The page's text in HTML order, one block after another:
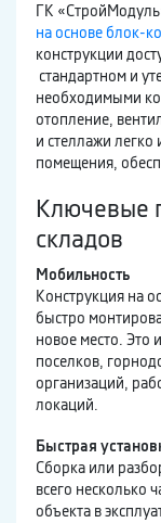
ГК
на основе блок-
конструкции
стандартном и
необходимыми
отопление,
и стеллажи
помещения,
Ключевые
складов
Мобильность
Конструкция на
быстро
новое место. Это
поселков,
организаций,
локаций.
Быстрая
Сборка или
всего несколько
объекта в